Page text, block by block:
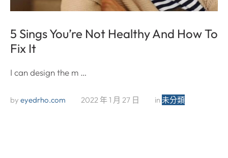
5 Sings You’re Not Healthy And How To
Fix It
I can design the m …
by eyedrho.com 2022 年 1 月 27 日 in 未分類